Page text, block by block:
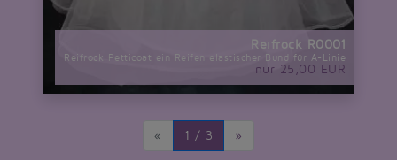
Reifrock R0001
Reifrock Petticoat ein Reifen elastischer Bund für A-Linie
nur 25,00 EUR
« 1 / 3 »